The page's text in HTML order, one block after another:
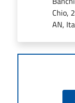
Chio,
AN,